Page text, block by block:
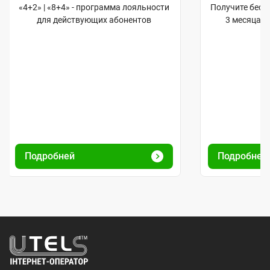
«4+2» | «8+4» - программа лояльности
для действующих абонентов
Подробней
Получите
3 месяца
Подробней